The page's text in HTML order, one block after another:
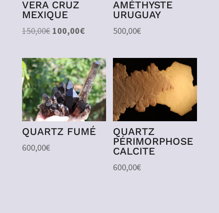
VERA CRUZ
MEXIQUE
150,00€ Le
initial
était :
150,00€.
100,00€Le
actuel
est :
100,00€.
AMÉTHYSTE
URUGUAY
500,00€
QUARTZ FUMÉ
600,00€
QUARTZ
PÉRIMORPHOSE
CALCITE
600,00€